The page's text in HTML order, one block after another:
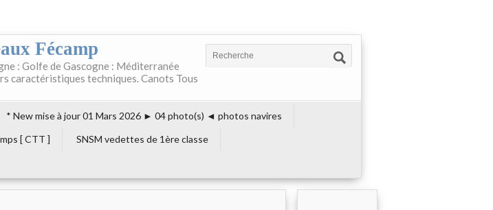
Fécamp
: Golfe de Gascogne : Méditerranée
caractéristiques techniques. Canots Tous
* New mise à jour 01 Mars 2026 ► 04 photo(s) ◄ photos navires
[ CTT ]
SNSM vedettes de 1ère classe